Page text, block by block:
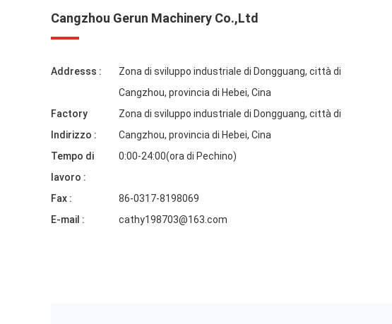
Cangzhou Gerun Machinery Co.,Ltd
Addresss :
Zona di sviluppo industriale di Dongguang, città di
Cangzhou, provincia di Hebei, Cina
Factory
Indirizzo :
Zona di sviluppo industriale di Dongguang, città di
Cangzhou, provincia di Hebei, Cina
Tempo di
lavoro :
0:00-24:00(ora di Pechino)
Fax :
86-0317-8198069
E-mail :
cathy198703@163.com